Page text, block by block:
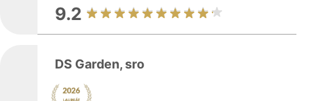
9.2
DS Garden, sro